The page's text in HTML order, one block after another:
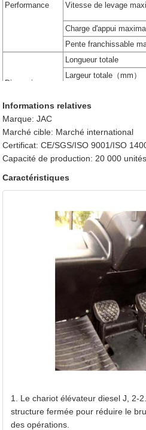
Performance Vitesse de levage
Charge d'appui
Pente franchissable
Dimensions
Longueur totale
Largeur totale（mm）
Hauteur du mât
Châssis
Pneus
Empattement（mm）
Moteur
Capacité du réservoir
Transmissions (FWD/
Pression de service（
Autres
Type de pneus (FR/RR)
Nombre de pneus
Vitesse de descente
Répartition de la
Informations relatives
Marque: JAC
Marché cible: Marché international
Certificat: CE/SGS/ISO 9001/ISO
Capacité de production: 20 000
Caractéristiques
1. Le chariot élévateur diesel J, 2-
structure fermée pour réduire le
des opérations.